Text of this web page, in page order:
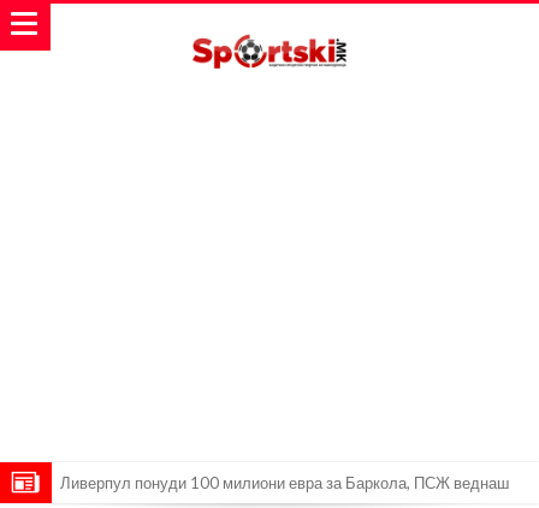
Јувентус се насочил кон напаѓач на Манчестер Јунајтед